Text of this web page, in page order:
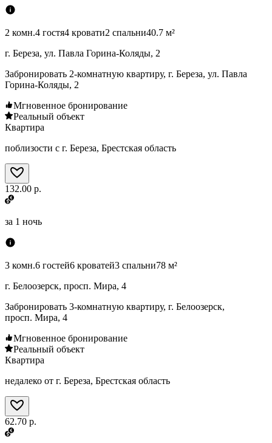
2 комн.4 гостя4 кровати2 спальни40.7 м²
г. Береза, ул. Павла Горина-Коляды, 2
Забронировать 2-комнатную квартиру, г. Береза, ул. Павла
Горина-Коляды, 2
Мгновенное бронирование
Реальный объект
Квартира
поблизости с г. Береза, Брестская область
132.00 р.
за 1 ночь
3 комн.6 гостей6 кроватей3 спальни78 м²
г. Белоозерск, просп. Мира, 4
Забронировать 3-комнатную квартиру, г. Белоозерск,
просп. Мира, 4
Мгновенное бронирование
Реальный объект
Квартира
недалеко от г. Береза, Брестская область
62.70 р.